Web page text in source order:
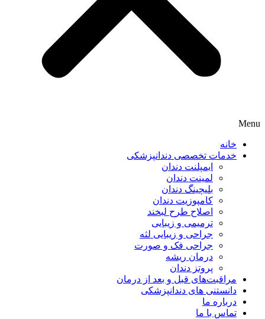
Menu
خانه
خدمات تخصصی دندانپزشکی
ایمپلنت دندان
لمینت دندان
بلیچینگ دندان
کامپوزیت دندان
اصلاح طرح لبخند
ترمیمی و زیبایی
جراحی و زیبایی لثه
جراحی فک و صورت
درمان ریشه
پروتز دندان
مراقبت‌های قبل و بعد از درمان
دانستنی های دندانپزشکی
درباره ما
تماس با ما